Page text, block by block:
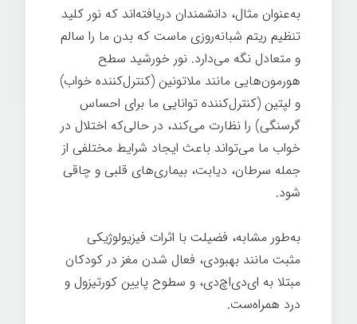
به‌عنوان مثال، دانشمندان دریافته‌اند که نور کلید
تنظیم ریتم شبانه‌روزی ماست که بدن ما را سالم
و متعادل نگه می‌دارد. نور خورشید سطح
هورمون‌هایی مانند ملاتونین (کنترل‌کننده خواب)
و لپتین (کنترل‌کننده توانایی ما برای احساس
گرسنگی) را نظارت می‌کند، در حالی‌که اختلال در
خواب ما می‌تواند باعث ایجاد شرایط مختلفی از
جمله سرطان، دیابت، بیماری‌های قلبی و چاقی
شود.
به‌طور مشابه، فضیلت با اثرات فیزیولوژیکی
مثبت مانند بهبودی، فعال شدن مغز در کودکان
مبتلا به ای‌دی‌اچ‌دی، و سطوح پایین کورتیزول و
درد همراه‌ست.